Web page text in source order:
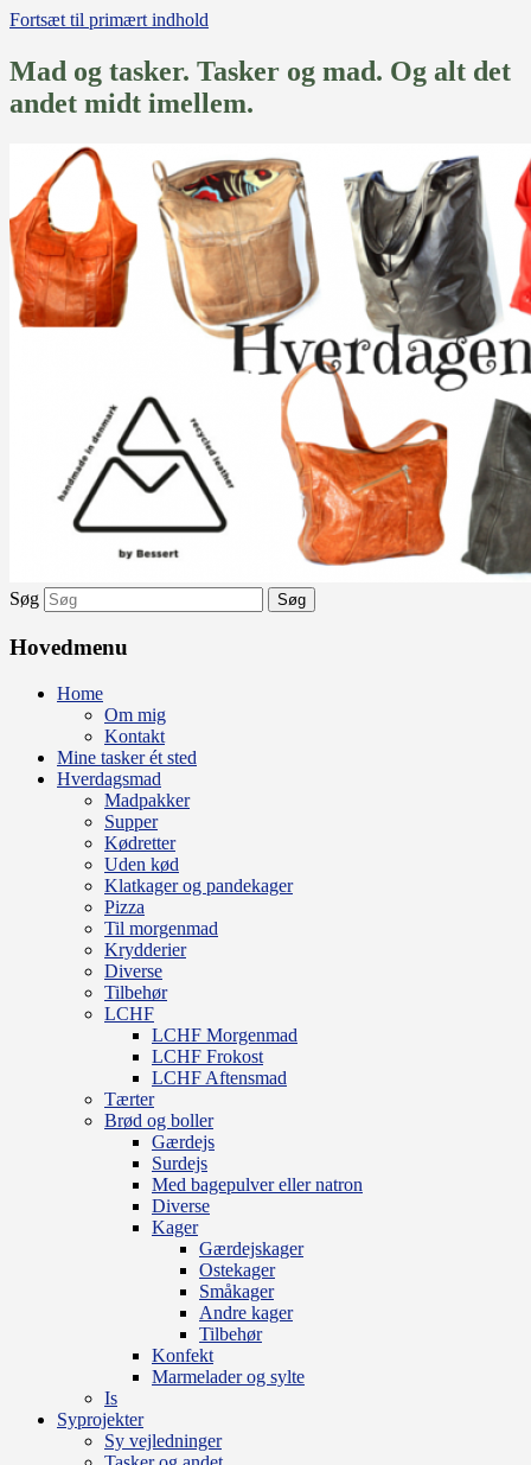
Fortsæt til primært indhold
Mad og tasker. Tasker og mad. Og alt det
andet midt imellem.
Søg
Hovedmenu
Home
Om mig
Kontakt
Mine tasker ét sted
Hverdagsmad
Madpakker
Supper
Kødretter
Uden kød
Klatkager og pandekager
Pizza
Til morgenmad
Krydderier
Diverse
Tilbehør
LCHF
LCHF Morgenmad
LCHF Frokost
LCHF Aftensmad
Tærter
Brød og boller
Gærdejs
Surdejs
Med bagepulver eller natron
Diverse
Kager
Gærdejskager
Ostekager
Småkager
Andre kager
Tilbehør
Konfekt
Marmelader og sylte
Is
Syprojekter
Sy vejledninger